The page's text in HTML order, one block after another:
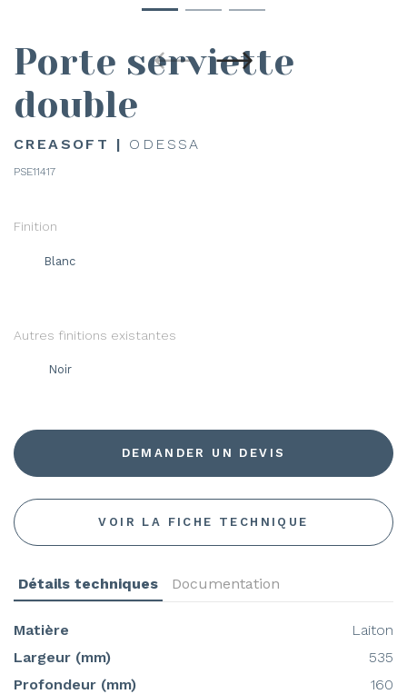
Porte serviette
double
CREASOFT | ODESSA
PSE11417
Finition
Blanc
Autres finitions existantes
Noir
DEMANDER UN DEVIS
VOIR LA FICHE TECHNIQUE
Détails techniques Documentation
Matière
Laiton
Largeur (mm)
535
Profondeur (mm)
160